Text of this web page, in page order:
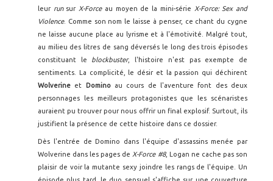
leur runsur X-Forceau moyen de la mini-série X-Force: Sex and
Violence. Comme son nom le laisse à penser, ce chant du cygne
ne laisse aucune place au lyrisme et à l'émotivité. Malgré tout,
au milieu des litres de sang déversés le long des trois épisodes
constituant le blockbuster, l'histoire n'est pas exempte de
sentiments. La complicité, le désir et la passion qui déchirent
Wolverine et Dominoau cours de l'aventure font des deux
personnages les meilleurs protagonistes que les scénaristes
auraient pu trouver pour nous offrir un final explosif. Surtout, ils
justifient la présence de cette histoire dans ce dossier.
Dès l'entrée de Domino dans l'équipe d'assassins menée par
Wolverine dans les pages de X-Force #8, Logan ne cache pas son
plaisir de voir la mutante sexy joindre les rangs de l'équipe. Un